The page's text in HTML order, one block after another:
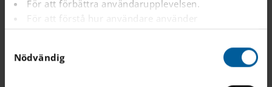
För att förbättra användarupplevelsen.
För att förstå hur användare använder
webbplatsen.
Analys av webbplatsen i marknadsförings- och
reklamsyfte.
Nödvändig
Sverige just nu?